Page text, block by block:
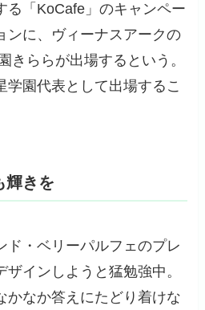
る「KoCafe」のキャンペー
ンに、ヴィーナスアークの
きららが出場するという。
学園代表として出場するこ
輝きを
ド・ベリーパルフェのプレ
ザインしようと猛勉強中。
かなか答えにたどり着けな